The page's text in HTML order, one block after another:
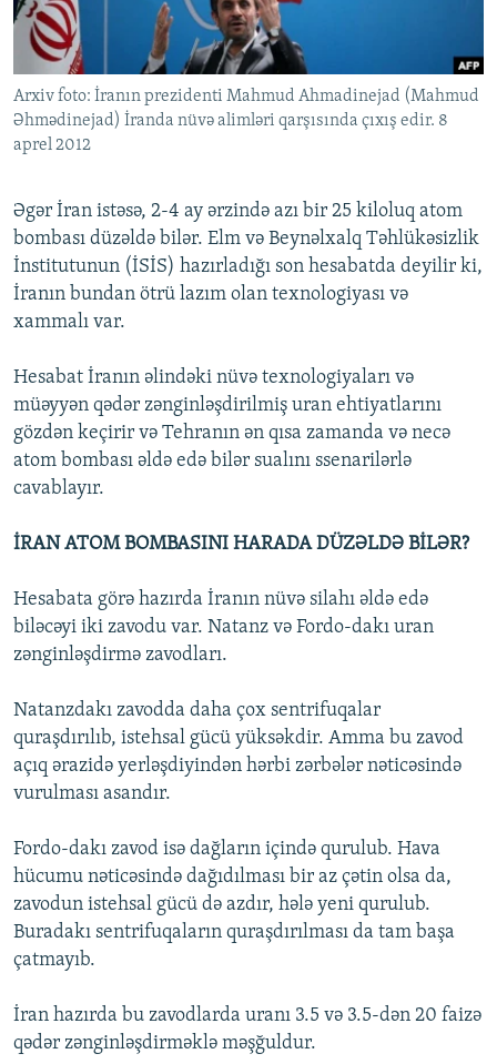
İNFOQRAFIKA
KARIKATURA
AZƏRBAYCAN ƏDƏBIYYATI KITABXANASI
İSLAM VƏ DEMOKRATIYA
İZ - MƏDƏNIYYƏT PROQRAMI
MISSIYAMIZ
PEŞƏ ETIKASI VƏ JURNALISTIKA STANDARTLARIMIZ
MATERIALLARIMIZDAN ISTIFADƏ
AZADLIQRADIOSU MOBIL TELEFONUNUZDA
XƏBƏR BÜLLETENLƏRIMIZ
BIZI IZLƏ
RFE/RL-in bütün saytları
Arxiv foto: İranın prezidenti Mahmud Ahmadinejad (Mahmud
Əhmədinejad) İranda nüvə alimləri qarşısında çıxış edir. 8
aprel 2012
Əgər İran istəsə, 2-4 ay ərzində azı bir 25 kiloluq atom
bombası düzəldə bilər. Elm və Beynəlxalq Təhlükəsizlik
İnstitutunun (İSİS) hazırladığı son hesabatda deyilir ki,
İranın bundan ötrü lazım olan texnologiyası və
xammalı var.
Hesabat İranın əlindəki nüvə texnologiyaları və
müəyyən qədər zənginləşdirilmiş uran ehtiyatlarını
gözdən keçirir və Tehranın ən qısa zamanda və necə
atom bombası əldə edə bilər sualını ssenarilərlə
cavablayır.
İRAN ATOM BOMBASINI HARADA DÜZƏLDƏ BİLƏR?
Hesabata görə hazırda İranın nüvə silahı əldə edə
biləcəyi iki zavodu var. Natanz və Fordo-dakı uran
zənginləşdirmə zavodları.
Natanzdakı zavodda daha çox sentrifuqalar
quraşdırılıb, istehsal gücü yüksəkdir. Amma bu zavod
açıq ərazidə yerləşdiyindən hərbi zərbələr nəticəsində
vurulması asandır.
Fordo-dakı zavod isə dağların içində qurulub. Hava
hücumu nəticəsində dağıdılması bir az çətin olsa da,
zavodun istehsal gücü də azdır, hələ yeni qurulub.
Buradakı sentrifuqaların quraşdırılması da tam başa
çatmayıb.
İran hazırda bu zavodlarda uranı 3.5 və 3.5-dən 20 faizə
qədər zənginləşdirməklə məşğuldur.